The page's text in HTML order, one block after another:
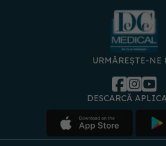
URMĂREȘTE-NE
DESCARCĂ